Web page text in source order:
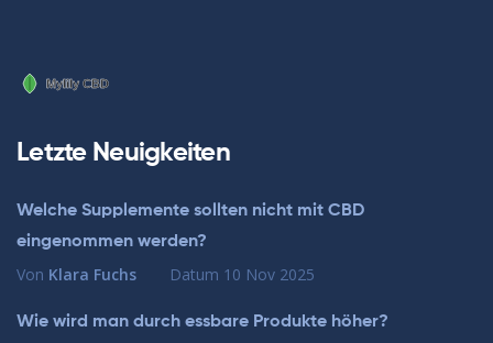
Letzte Neuigkeiten
Welche Supplemente sollten nicht mit CBD
eingenommen werden?
Von Klara Fuchs Datum 10 Nov 2025
Wie wird man durch essbare Produkte höher?